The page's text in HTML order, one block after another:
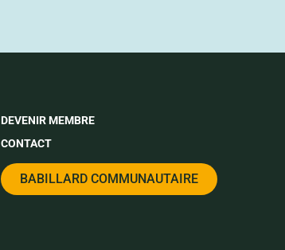
DEVENIR MEMBRE
CONTACT
BABILLARD COMMUNAUTAIRE